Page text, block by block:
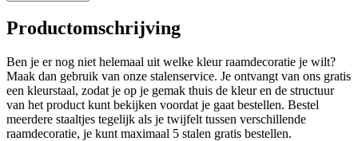
Productomschrijving
Ben je er nog niet helemaal uit welke kleur raamdecoratie je wilt?
Maak dan gebruik van onze stalenservice. Je ontvangt van ons gratis
een kleurstaal, zodat je op je gemak thuis de kleur en de structuur
van het product kunt bekijken voordat je gaat bestellen. Bestel
meerdere staaltjes tegelijk als je twijfelt tussen verschillende
raamdecoratie, je kunt maximaal 5 stalen gratis bestellen.